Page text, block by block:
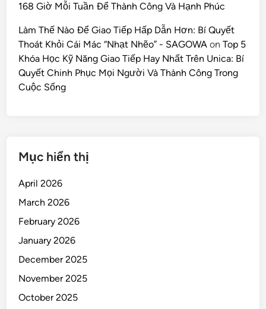
168 Giờ Mỗi Tuần Để Thành Công Và Hạnh Phúc
Làm Thế Nào Để Giao Tiếp Hấp Dẫn Hơn: Bí Quyết
Thoát Khỏi Cái Mác “Nhạt Nhẽo” - SAGOWA onTop 5
Khóa Học Kỹ Năng Giao Tiếp Hay Nhất Trên Unica: Bí
Quyết Chinh Phục Mọi Người Và Thành Công Trong
Cuộc Sống
Mục hiển thị
April 2026
March 2026
February 2026
January 2026
December 2025
November 2025
October 2025